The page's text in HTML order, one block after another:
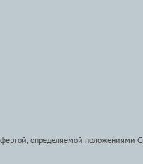
определяемой положениями